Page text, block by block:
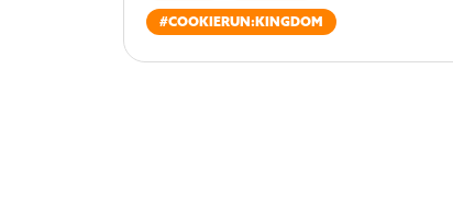
#COOKIERUN:KINGDOM